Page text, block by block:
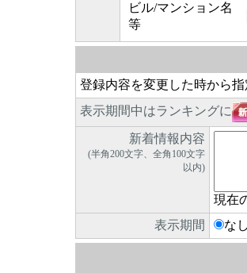
ビル/マンション名
等
登録内容を変更した時から
表示期間中はランキングに
新着情報内容
(半角200文字、全角100文字
以内)
現在
表示期間
なし